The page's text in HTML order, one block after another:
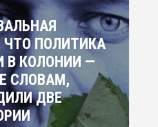
ЧТО ПОЛИТИКА
В КОЛОНИИ —
СЛОВАМ,
ДВЕ